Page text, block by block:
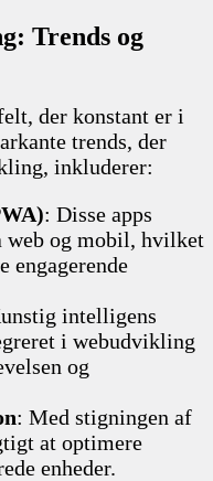
Trends og
der konstant er i
trends, der
inkluderer:
: Disse apps
web og mobil, hvilket
engagerende
intelligens
i webudvikling
og
: Med stigningen af
at optimere
enheder.